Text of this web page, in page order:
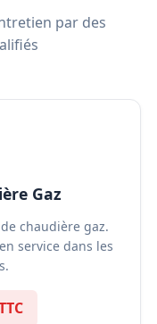
par des
Gaz
chaudière gaz.
service dans les